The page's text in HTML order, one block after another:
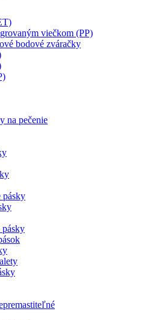
viečkom (PP)
bodové zváračky
na pečenie
pásky
pásky